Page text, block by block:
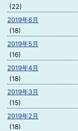
(22)
2019年6月
(18)
2019年5月
(16)
2019年4月
(18)
2019年3月
(15)
2019年2月
(18)